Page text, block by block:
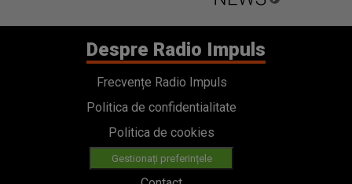
Despre Radio Impuls
Frecvențe Radio Impuls
Politica de confidentialitate
Politica de cookies
Gestionați preferințele